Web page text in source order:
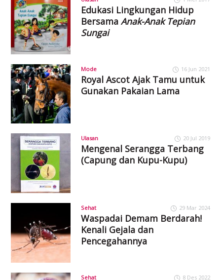
Edukasi Lingkungan Hidup
Bersama Anak-Anak Tepian
Sungai
Mode 16 Jun 2021
Royal Ascot Ajak Tamu untuk
Gunakan Pakaian Lama
Ulasan 20 Jul 2019
Mengenal Serangga Terbang
(Capung dan Kupu-Kupu)
Sehat 29 Mar 2024
Waspadai Demam Berdarah!
Kenali Gejala dan
Pencegahannya
Sehat 8 Des 2022